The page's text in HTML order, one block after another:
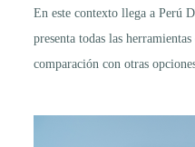
En este contexto llega a Perú
presenta todas las
comparación con otras